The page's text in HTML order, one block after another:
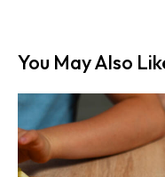
You May Also